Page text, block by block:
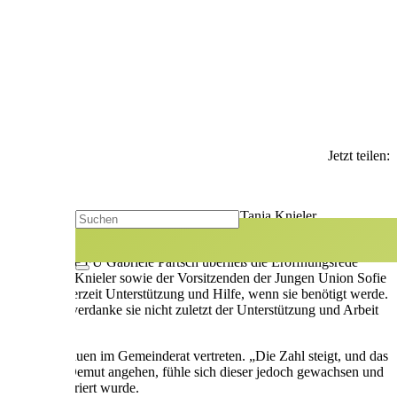
Jetzt teilen:
Gabriele Partsch und 2. Bürgermeisterin Tanja Knieler
Eintritt in die Frauen Union bewegt hätten.
FU Gabriele Partsch überließ die Eröffnungsrede
Tanja Knieler sowie der Vorsitzenden der Jungen Union Sofie
jederzeit Unterstützung und Hilfe, wenn sie benötigt werde.
Position verdanke sie nicht zuletzt der Unterstützung und Arbeit
acht Frauen im Gemeinderat vertreten. „Die Zahl steigt, und das
und Demut angehen, fühle sich dieser jedoch gewachsen und
honoriert wurde.